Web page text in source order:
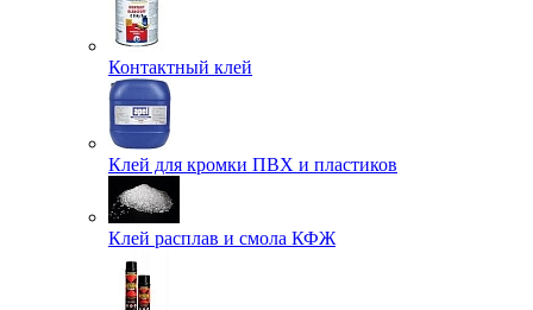
Контактный клей
Клей для кромки ПВХ и пластиков
Клей расплав и смола КФЖ